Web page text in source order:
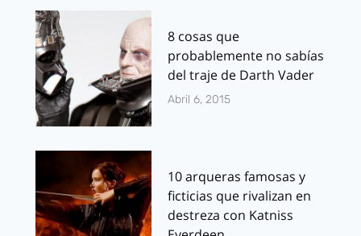
8 cosas que
probablemente no sabías
del traje de Darth Vader
Abril 6, 2015
10 arqueras famosas y
ficticias que rivalizan en
destreza con Katniss